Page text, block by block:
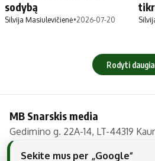
sodybą
Silvija Masiulevičienė•2026-07-20
Rodyti
MB Snarskis media
Gedimino g. 22A-14, LT-44319
Tel.: +370 606 17737
Sekite mus per „Google“